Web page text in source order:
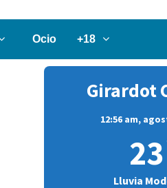
Ocio +18
Girardot
12:56 am,
23
Lluvia